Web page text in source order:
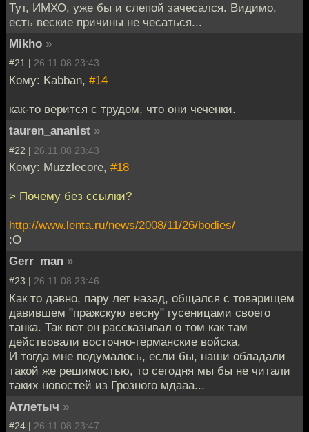
Тут, ИМХО, уже бы и слепой зачесался. Видимо,
есть веские причины не чесаться...
Mikho »
#21 | 26.11.08 23:43
Кому: Kabban, #14
как-то верится с трудом, что они чеченки.
tauren_ananist »
#22 | 26.11.08 23:43
Кому: Muzzlecore, #18
> Почему без ссылки?
http://www.lenta.ru/news/2008/11/26/bodies/
:O
Gerr_man »
#23 | 26.11.08 23:46
Как то давно, пару лет назад, общался с товарищем
давившем "пражскую весну" гусеницами своего
танка. Так вот он рассказывал о том как там
действовали восточно-германские войска.
И тогда мне подумалось, если бы, наши обладали
такой же решимостью, то сегодня мы бы не читали
таких новостей из Грозного мдааа...
Атлетыч »
#24 | 26.11.08 23:47